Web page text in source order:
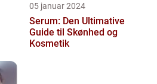
05 januar 2024
Serum: Den Ultimative
Guide til Skønhed og
Kosmetik